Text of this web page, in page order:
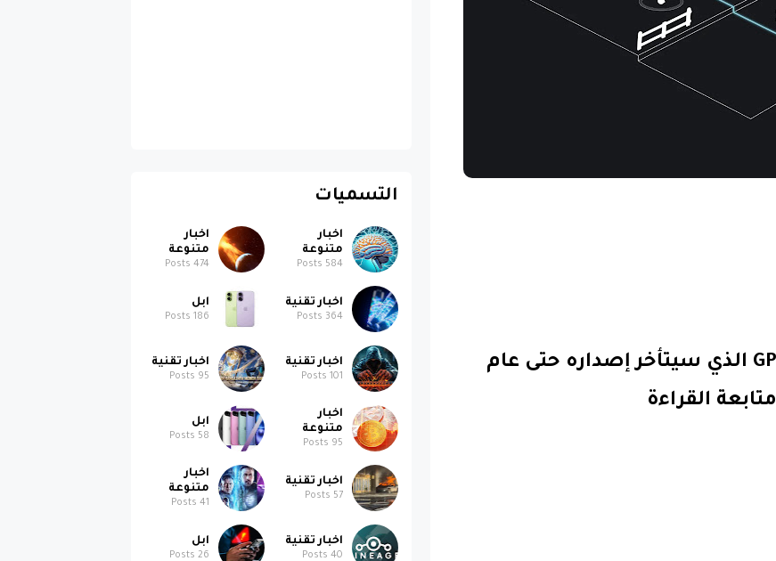
ما هو GPT Store الذي سيتأخر إصداره حتى عام
متابعة القراءة
التسميات
اخبار
متنوعة
584
اخبار
متنوعة
474
اخبار تقنية
364
ابل
186
اخبار تقنية
101
اخبار تقنية
95
اخبار
متنوعة
95
ابل
58
اخبار تقنية
57
اخبار
متنوعة
41
اخبار تقنية
40
ابل
26